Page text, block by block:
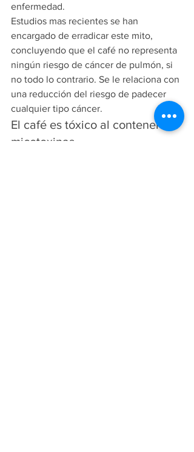
enfermedad.
Estudios mas recientes se han
encargado de erradicar este mito,
concluyendo que el café no representa
ningún riesgo de cáncer de pulmón, si
no todo lo contrario. Se le relaciona con
una reducción del riesgo de padecer
cualquier tipo cáncer.
El café es tóxico al contener
micotoxinas